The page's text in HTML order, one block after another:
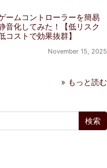
ームコントローラーを簡易
音化してみた！【低リスク
コストで効果抜群】
November 15, 2025
» もっと読む